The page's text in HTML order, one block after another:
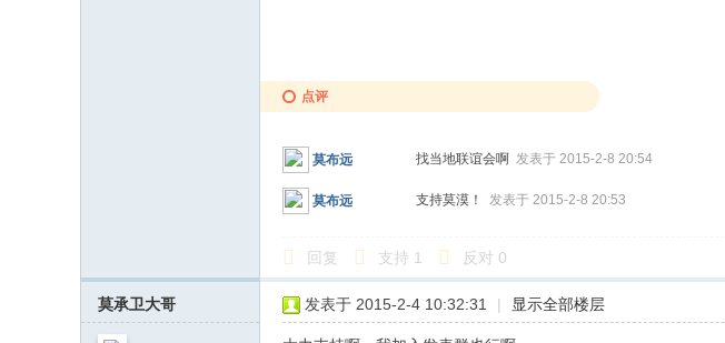
点评
莫布远 找当地联谊会啊 发表于 2015-2-8 20:54
莫布远 支持莫漠！ 发表于 2015-2-8 20:53
回复 支持 1 反对 0
莫承卫大哥 发表于 2015-2-4 10:32:31 | 显示全部楼层